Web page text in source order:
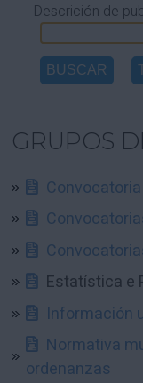
Descrición de
GRUPOS
Estatística e
Información
Normativa
ordenanzas